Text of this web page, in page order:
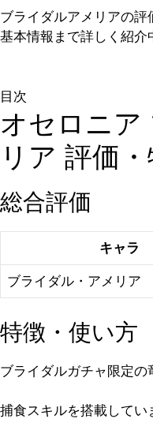
ブライダルアメリアの
基本情報まで詳しく紹介
目次
オセロニア
リア 評価
総合評価
キャラ
ブライダル・アメリア
特徴・使い方
ブライダルガチャ限定の
捕食スキルを搭載してい